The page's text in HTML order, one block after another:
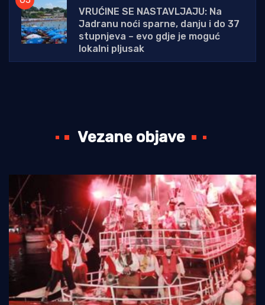
VRUĆINE SE NASTAVLJAJU: Na
Jadranu noći sparne, danju i do 37
stupnjeva – evo gdje je moguć
lokalni pljusak
Vezane objave